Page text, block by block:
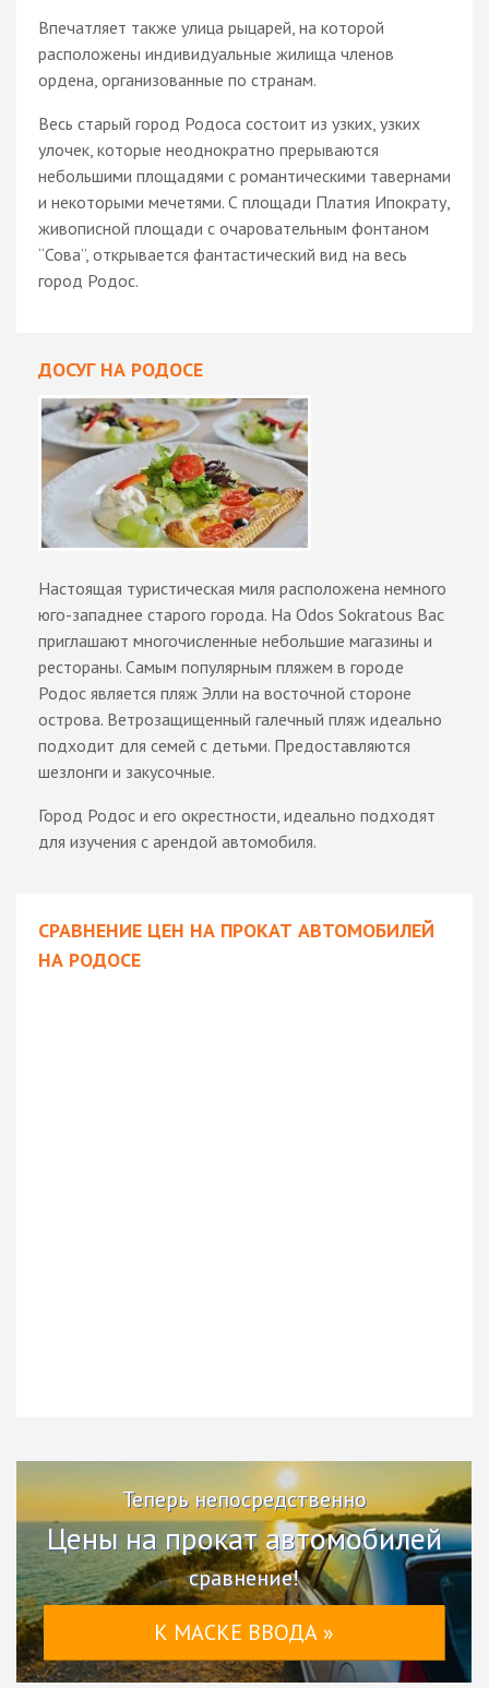
Впечатляет также улица рыцарей, на которой
расположены индивидуальные жилища членов
ордена, организованные по странам.
Весь старый город Родоса состоит из узких, узких
улочек, которые неоднократно прерываются
небольшими площадями с романтическими тавернами
и некоторыми мечетями. С площади Платия Ипократу,
живописной площади с очаровательным фонтаном
“Сова”, открывается фантастический вид на весь
город Родос.
ДОСУГ НА РОДОСЕ
Настоящая туристическая миля расположена немного
юго-западнее старого города. На Odos Sokratous Вас
приглашают многочисленные небольшие магазины и
рестораны. Самым популярным пляжем в городе
Родос является пляж Элли на восточной стороне
острова. Ветрозащищенный галечный пляж идеально
подходит для семей с детьми. Предоставляются
шезлонги и закусочные.
Город Родос и его окрестности, идеально подходят
для изучения с арендой автомобиля.
СРАВНЕНИЕ ЦЕН НА ПРОКАТ АВТОМОБИЛЕЙ
НА РОДОСЕ
Теперь непосредственно
Цены на прокат автомобилей
сравнение!
К МАСКЕ ВВОДА »